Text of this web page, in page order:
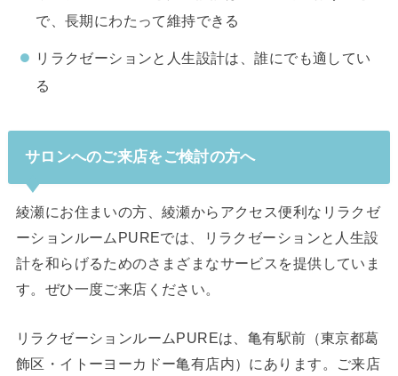
で、長期にわたって維持できる
リラクゼーションと人生設計は、誰にでも適してい
る
サロンへのご来店をご検討の方へ
綾瀬にお住まいの方、綾瀬からアクセス便利なリラクゼ
ーションルームPUREでは、リラクゼーションと人生設
計を和らげるためのさまざまなサービスを提供していま
す。ぜひ一度ご来店ください。
リラクゼーションルームPUREは、亀有駅前（東京都葛
飾区・イトーヨーカドー亀有店内）にあります。ご来店